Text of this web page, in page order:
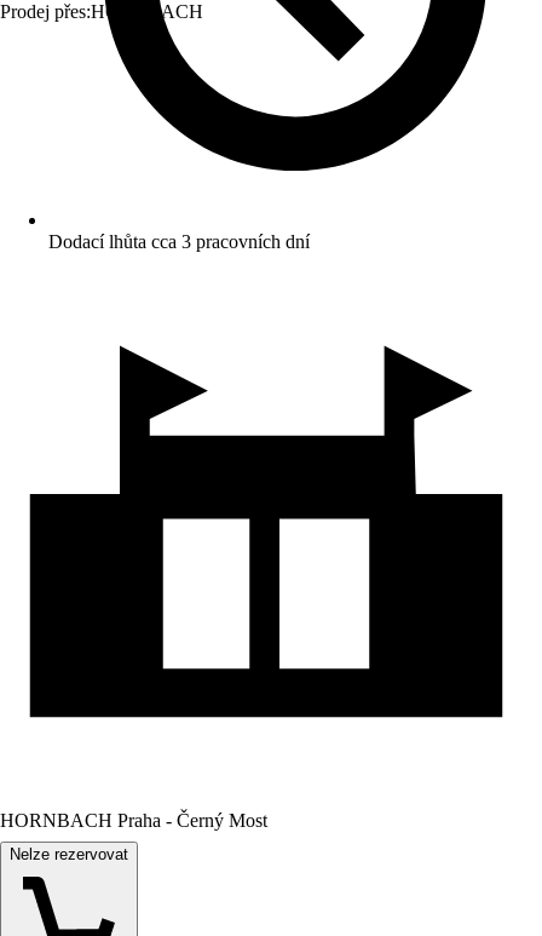
Prodej přes:HORNBACH
Dodací lhůta cca 3 pracovních dní
HORNBACH Praha - Černý Most
Nelze rezervovat